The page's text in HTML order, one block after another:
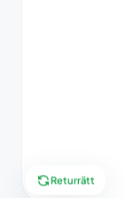
Returrätt